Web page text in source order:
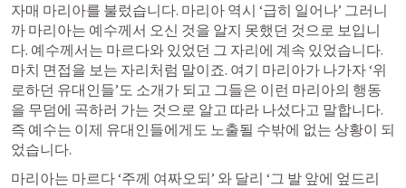
자매 마리아를 불렀습니다. 마리아 역시 ‘급히 일어나’ 그러니
까 마리아는 예수께서 오신 것을 알지 못했던 것으로 보입니
다. 예수께서는 마르다와 있었던 그 자리에 계속 있었습니다.
마치 면접을 보는 자리처럼 말이죠. 여기 마리아가 나가자 ‘위
로하던 유대인들’도 소개가 되고 그들은 이런 마리아의 행동
을 무덤에 곡하러 가는 것으로 알고 따라 나섰다고 말합니다.
즉 예수는 이제 유대인들에게도 노출될 수밖에 없는 상황이 되
었습니다.
마리아는 마르다 ‘주께 여짜오되’ 와 달리 ‘그 발 앞에 엎드리